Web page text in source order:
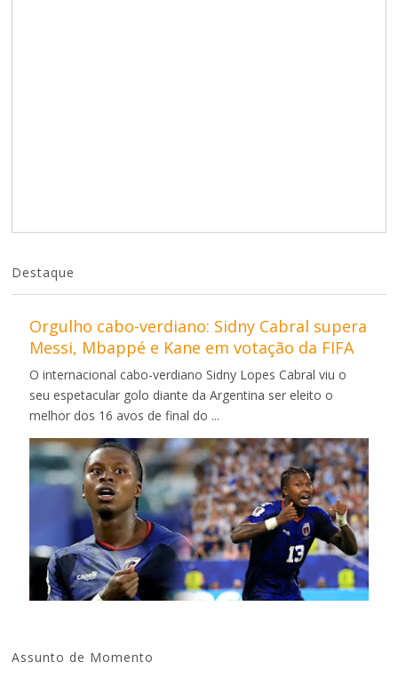
Destaque
Orgulho cabo-verdiano: Sidny Cabral supera
Messi, Mbappé e Kane em votação da FIFA
O internacional cabo-verdiano Sidny Lopes Cabral viu o
seu espetacular golo diante da Argentina ser eleito o
melhor dos 16 avos de final do ...
Assunto de Momento